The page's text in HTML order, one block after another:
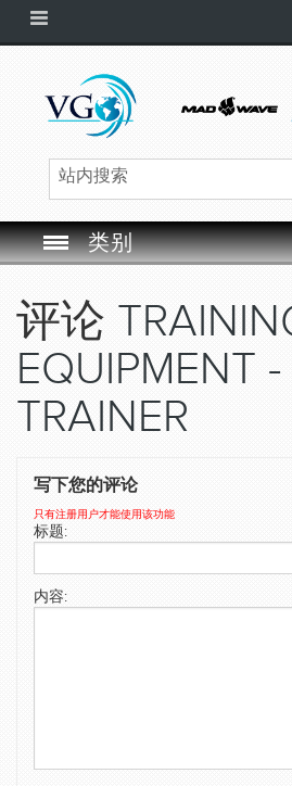
类别
SWIM CAP
SWIMMING EQUIPMENT
SWIMWEAR
评论
EQUIPMENT -
TRAINER
写下您的评论
只有注册用户才能使用该功能
标题:
内容: